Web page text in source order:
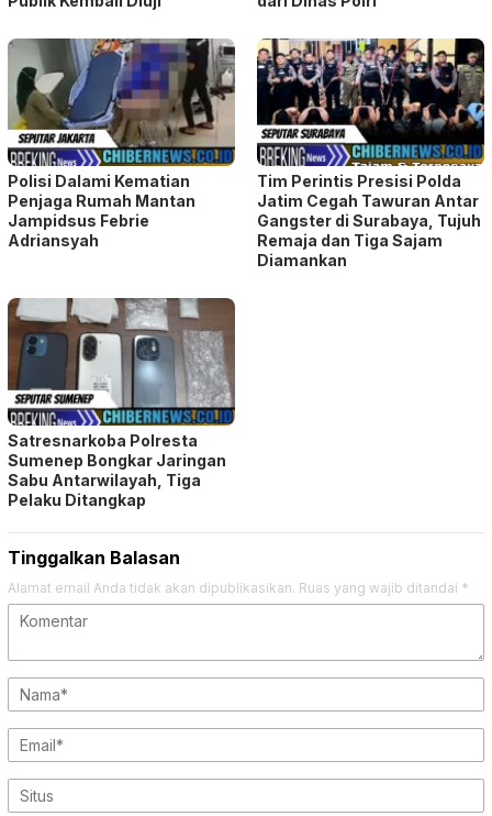
Polisi Dalami Kematian
Penjaga Rumah Mantan
Jampidsus Febrie
Adriansyah
Tim Perintis Presisi Polda
Jatim Cegah Tawuran Antar
Gangster di Surabaya, Tujuh
Remaja dan Tiga Sajam
Diamankan
Satresnarkoba Polresta
Sumenep Bongkar Jaringan
Sabu Antarwilayah, Tiga
Pelaku Ditangkap
Tinggalkan Balasan
Alamat email Anda tidak akan dipublikasikan. Ruas yang wajib ditandai *